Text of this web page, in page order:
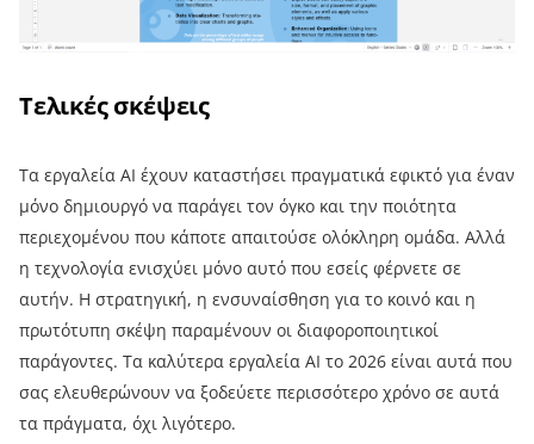
Τελικές σκέψεις
Τα εργαλεία AI έχουν καταστήσει πραγματικά εφικτό για έναν
μόνο δημιουργό να παράγει τον όγκο και την ποιότητα
περιεχομένου που κάποτε απαιτούσε ολόκληρη ομάδα. Αλλά
η τεχνολογία ενισχύει μόνο αυτό που εσείς φέρνετε σε
αυτήν. Η στρατηγική, η ενσυναίσθηση για το κοινό και η
πρωτότυπη σκέψη παραμένουν οι διαφοροποιητικοί
παράγοντες. Τα καλύτερα εργαλεία AI το 2026 είναι αυτά που
σας ελευθερώνουν να ξοδεύετε περισσότερο χρόνο σε αυτά
τα πράγματα, όχι λιγότερο.